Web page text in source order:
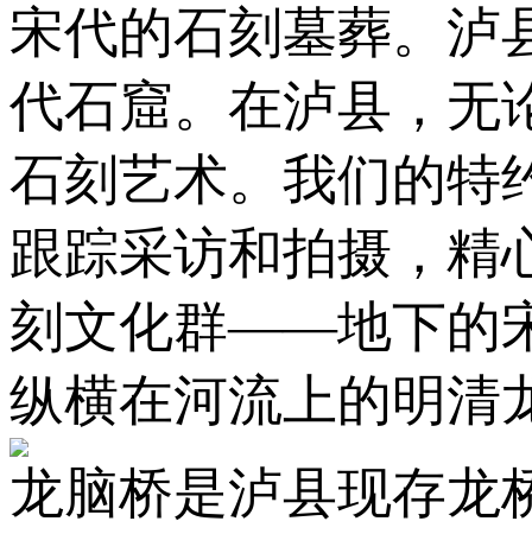
宋代的石刻墓葬。泸
代石窟。在泸县，无
石刻艺术。我们的特
跟踪采访和拍摄，精
刻文化群——地下的
纵横在河流上的明
龙脑桥是泸县现存龙